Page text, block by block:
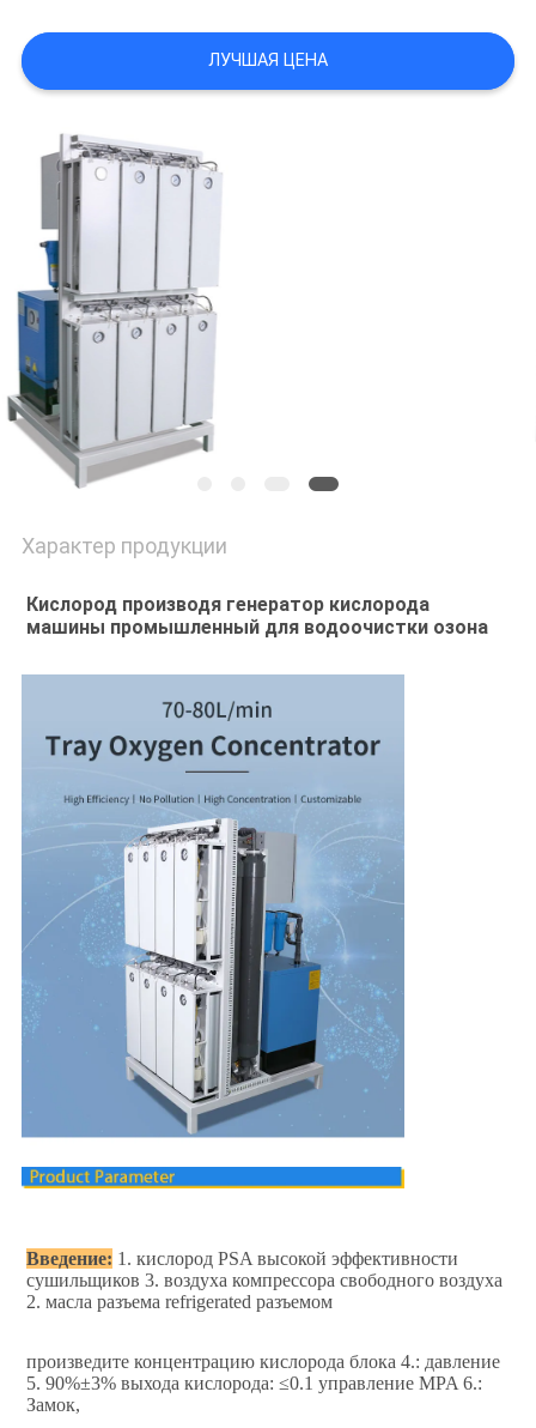
POLICY
ЛУЧШАЯ ЦЕНА
Характер продукции
Кислород производя генератор кислорода
машины промышленный для водоочистки озона
Введение: 1. кислород PSA высокой эффективности
сушильщиков 3. воздуха компрессора свободного воздуха
2. масла разъема refrigerated разъемом
произведите концентрацию кислорода блока 4.: давление
5. 90%±3% выхода кислорода: ≤0.1 управление MPA 6.:
Замок,